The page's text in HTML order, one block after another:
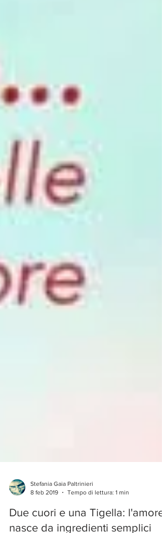
Stefania Gaia Paltrinieri
Due cuori e una Tigella: l'amore